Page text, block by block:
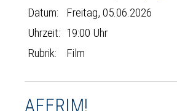
Datum:
Freitag, 05.06.2026
Uhrzeit: 19:00 Uhr
Rubrik:
Film
AFERIM!